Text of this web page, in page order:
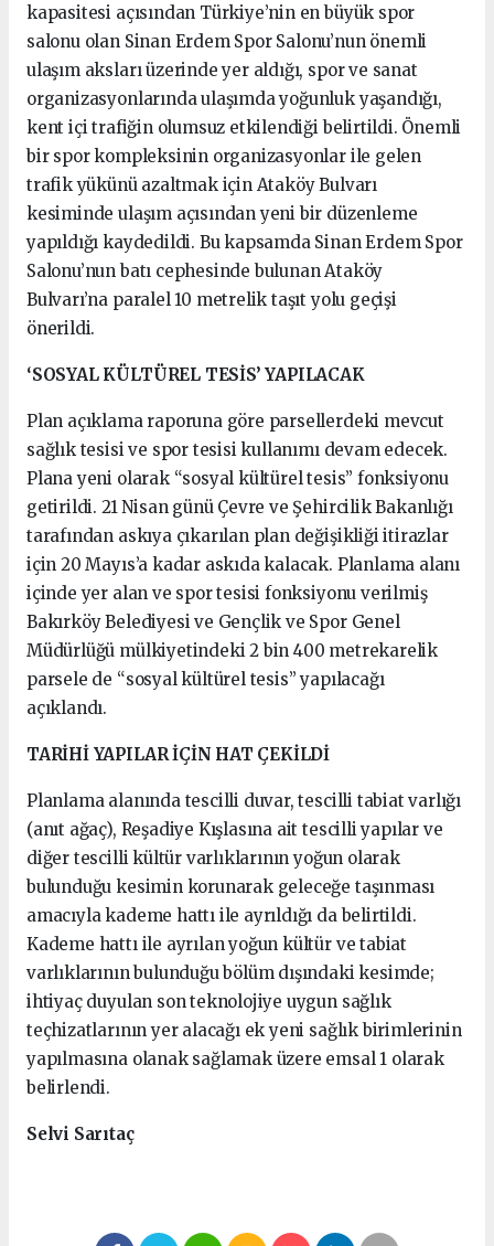
kapasitesi açısından Türkiye’nin en büyük spor
salonu olan Sinan Erdem Spor Salonu’nun önemli
ulaşım aksları üzerinde yer aldığı, spor ve sanat
organizasyonlarında ulaşımda yoğunluk yaşandığı,
kent içi trafiğin olumsuz etkilendiği belirtildi. Önemli
bir spor kompleksinin organizasyonlar ile gelen
trafik yükünü azaltmak için Ataköy Bulvarı
kesiminde ulaşım açısından yeni bir düzenleme
yapıldığı kaydedildi. Bu kapsamda Sinan Erdem Spor
Salonu’nun batı cephesinde bulunan Ataköy
Bulvarı’na paralel 10 metrelik taşıt yolu geçişi
önerildi.
‘SOSYAL KÜLTÜREL TESİS’ YAPILACAK
Plan açıklama raporuna göre parsellerdeki mevcut
sağlık tesisi ve spor tesisi kullanımı devam edecek.
Plana yeni olarak “sosyal kültürel tesis” fonksiyonu
getirildi. 21 Nisan günü Çevre ve Şehircilik Bakanlığı
tarafından askıya çıkarılan plan değişikliği itirazlar
için 20 Mayıs’a kadar askıda kalacak. Planlama alanı
içinde yer alan ve spor tesisi fonksiyonu verilmiş
Bakırköy Belediyesi ve Gençlik ve Spor Genel
Müdürlüğü mülkiyetindeki 2 bin 400 metrekarelik
parsele de “sosyal kültürel tesis” yapılacağı
açıklandı.
TARİHİ YAPILAR İÇİN HAT ÇEKİLDİ
Planlama alanında tescilli duvar, tescilli tabiat varlığı
(anıt ağaç), Reşadiye Kışlasına ait tescilli yapılar ve
diğer tescilli kültür varlıklarının yoğun olarak
bulunduğu kesimin korunarak geleceğe taşınması
amacıyla kademe hattı ile ayrıldığı da belirtildi.
Kademe hattı ile ayrılan yoğun kültür ve tabiat
varlıklarının bulunduğu bölüm dışındaki kesimde;
ihtiyaç duyulan son teknolojiye uygun sağlık
teçhizatlarının yer alacağı ek yeni sağlık birimlerinin
yapılmasına olanak sağlamak üzere emsal 1 olarak
belirlendi.
Selvi Sarıtaç